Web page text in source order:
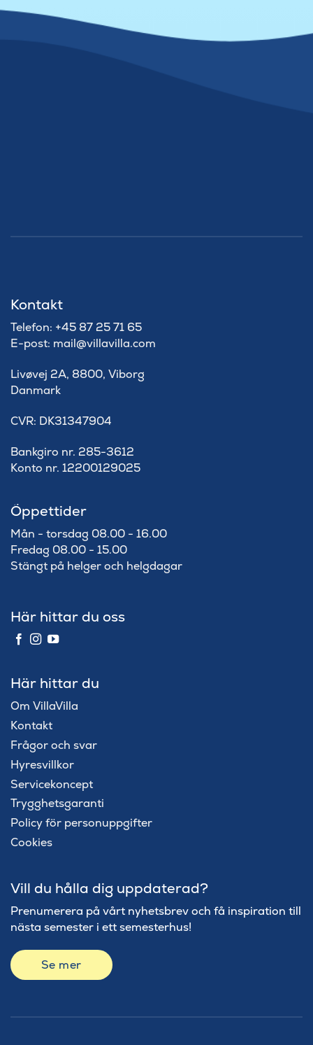
Kontakt
Telefon: +45 87 25 71 65
E-post: mail@villavilla.com
Livøvej 2A, 8800, Viborg
Danmark
​CVR: DK31347904
Bankgiro nr. 285-3612
Konto nr. 12200129025
Öppettider
Mån - torsdag 08.00 - 16.00
Fredag 08.00 - 15.00
Stängt på helger och helgdagar
Här hittar du oss
Här hittar du
Om VillaVilla
Kontakt
Frågor och svar
Hyresvillkor
Servicekoncept
Trygghetsgaranti
Policy för personuppgifter
Cookies
Vill du hålla dig uppdaterad?
Prenumerera på vårt nyhetsbrev och få inspiration till
nästa semester i ett semesterhus!
Se mer